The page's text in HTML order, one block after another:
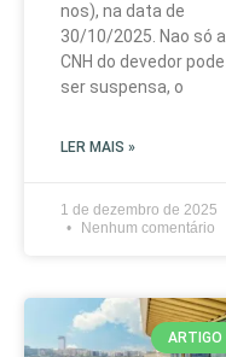
nos), na data de
30/10/2025. Nao só a
CNH do devedor pode
ser suspensa, o
LER MAIS »
1 de dezembro de 2025
Nenhum comentário
ARTIGO